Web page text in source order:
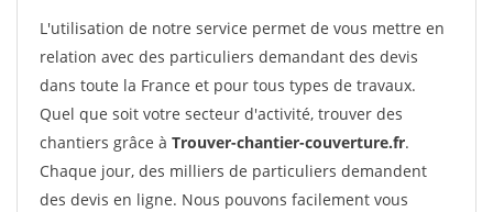
L'utilisation de notre service permet de vous mettre en
relation avec des particuliers demandant des devis
dans toute la France et pour tous types de travaux.
Quel que soit votre secteur d'activité, trouver des
chantiers grâce à Trouver-chantier-couverture.fr.
Chaque jour, des milliers de particuliers demandent
des devis en ligne. Nous pouvons facilement vous